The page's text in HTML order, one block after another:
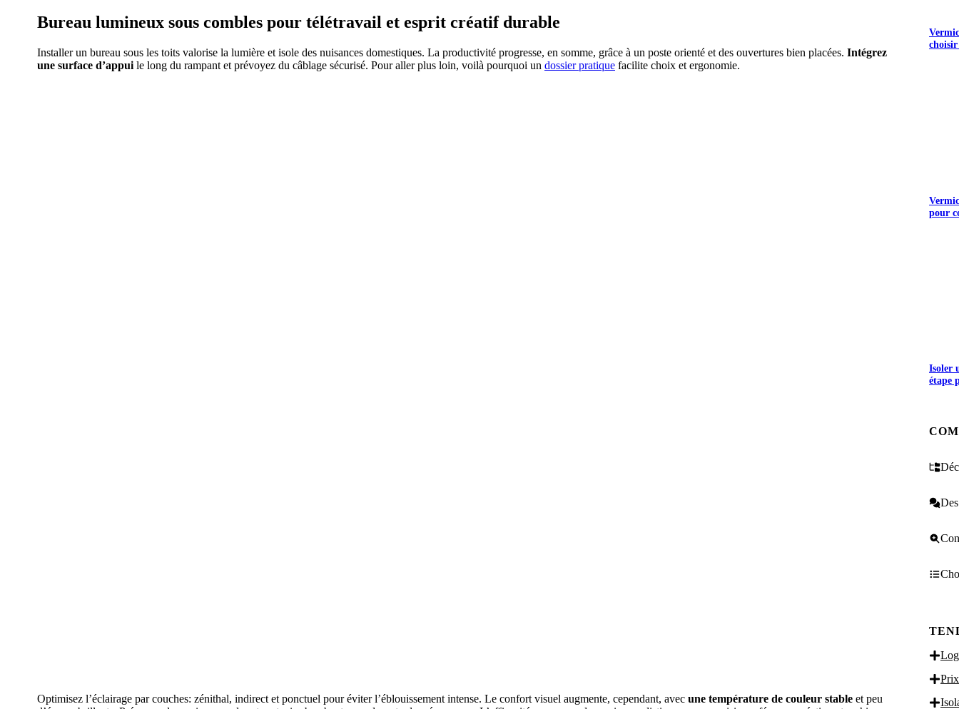
Bureau lumineux sous combles pour télétravail et esprit créatif durable
Installer un bureau sous les toits valorise la lumière et isole des nuisances domestiques. La productivité progresse, en somme, grâce à un poste orienté et des ouvertures bien placées. Intégrez
une surface d’appui le long du rampant et prévoyez du câblage sécurisé. Pour aller plus loin, voilà pourquoi un dossier pratique facilite choix et ergonomie.
Optimisez l’éclairage par couches: zénithal, indirect et ponctuel pour éviter l’éblouissement intense. Le confort visuel augmente, cependant, avec une température de couleur stable et peu
pour
Isoler
étape